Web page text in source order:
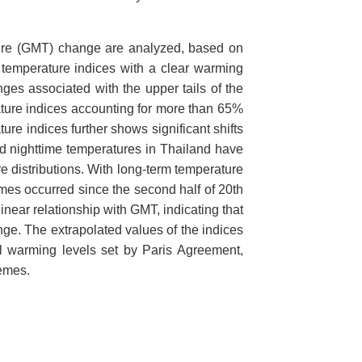
(GMT) change are analyzed, based on
indices with a clear warming
associated with the upper tails of the
indices accounting for more than 65%
indices further shows significant shifts
nighttime temperatures in Thailand have
distributions. With long-term temperature
occurred since the second half of 20th
relationship with GMT, indicating that
The extrapolated values of the indices
levels set by Paris Agreement,